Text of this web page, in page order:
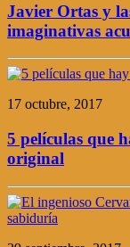
Javier Ortas y
imaginativas
17 octubre, 2017
5 películas que
original